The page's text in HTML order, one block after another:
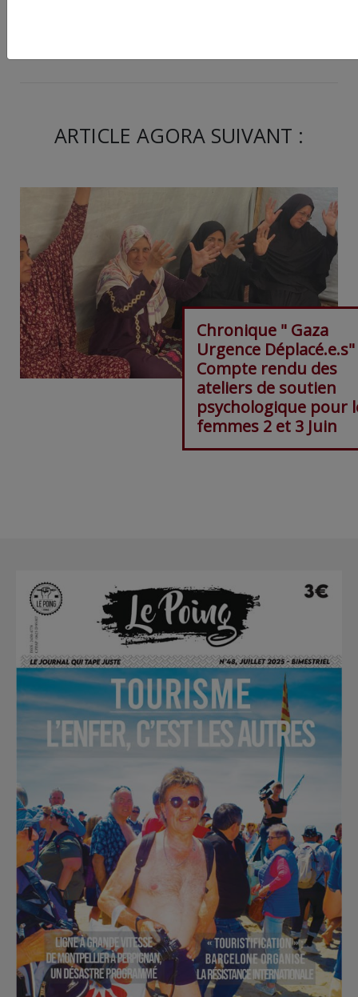
ARTICLE AGORA SUIVANT :
Chronique " Gaza
Urgence
Compte rendu des
ateliers de soutien
psychologique pour
femmes 2 et 3 Juin